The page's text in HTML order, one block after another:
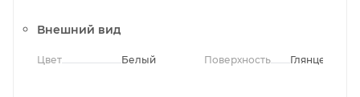
Внешний вид
Цвет Белый Поверхность Глянцевая